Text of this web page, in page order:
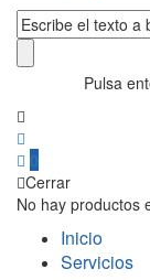
Pulsa
0
Cerrar
No hay productos
Inicio
Servicios